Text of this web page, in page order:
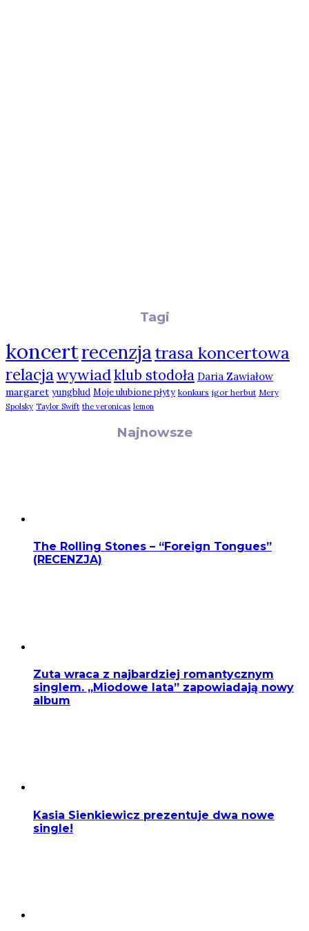
Tagi
koncertrecenzjatrasa koncertowa
relacja wywiadklub stodoła Daria Zawiałow
margaret yungblud Moje ulubione płyty konkurs igor herbut Mery
Spolsky Taylor Swift the veronicas lemon
Najnowsze
The Rolling Stones – “Foreign Tongues”
(RECENZJA)
Zuta wraca z najbardziej romantycznym
singlem. „Miodowe lata” zapowiadają nowy
album
Kasia Sienkiewicz prezentuje dwa nowe
single!